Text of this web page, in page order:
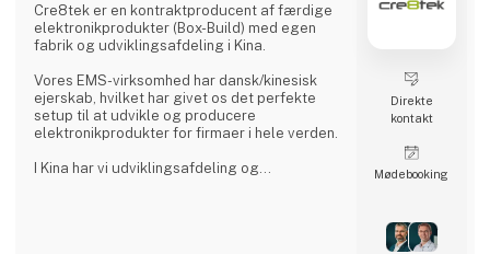
Cre8tek er en kontraktproducent af færdige
elektronikprodukter (Box-Build) med egen
fabrik og udviklingsafdeling i Kina.
Vores EMS-virksomhed har dansk/kinesisk
ejerskab, hvilket har givet os det perfekte
setup til at udvikle og producere
elektronikprodukter for firmaer i hele verden.
I Kina har vi udviklingsafdeling og
Direkte
kontakt
Møde­booking